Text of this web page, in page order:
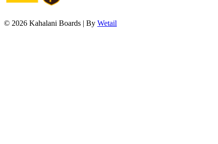
© 2026 Kahalani Boards | By Wetail